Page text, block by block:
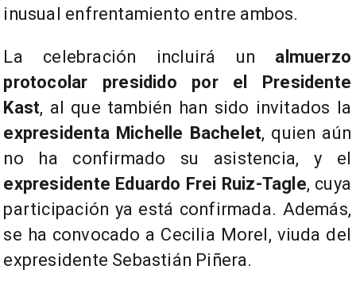
inusual enfrentamiento entre ambos.
La celebración incluirá un almuerzo
protocolar presidido por el Presidente
Kast, al que también han sido invitados la
expresidenta Michelle Bachelet, quien aún
no ha confirmado su asistencia, y el
expresidente Eduardo Frei Ruiz-Tagle, cuya
participación ya está confirmada. Además,
se ha convocado a Cecilia Morel, viuda del
expresidente Sebastián Piñera.